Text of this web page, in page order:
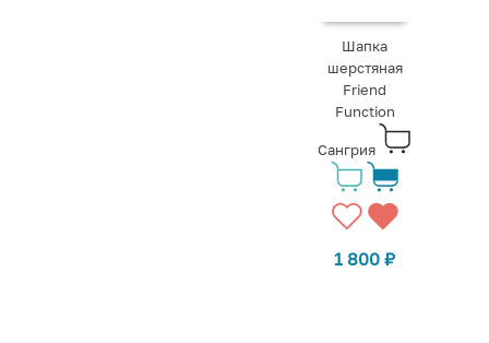
Шапка
шерстяная
Friend
Function
Сангрия
1 800₽